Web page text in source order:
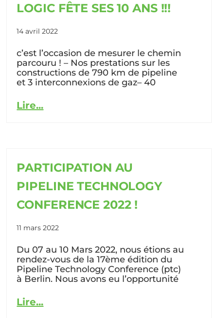
LOGIC FÊTE SES 10 ANS !!!
14 avril 2022
c’est l’occasion de mesurer le chemin
parcouru ! – Nos prestations sur les
constructions de 790 km de pipeline
et 3 interconnexions de gaz– 40
Lire...
PARTICIPATION AU
PIPELINE TECHNOLOGY
CONFERENCE 2022 !
11 mars 2022
Du 07 au 10 Mars 2022, nous étions au
rendez-vous de la 17ème édition du
Pipeline Technology Conference (ptc)
à Berlin. Nous avons eu l’opportunité
Lire...